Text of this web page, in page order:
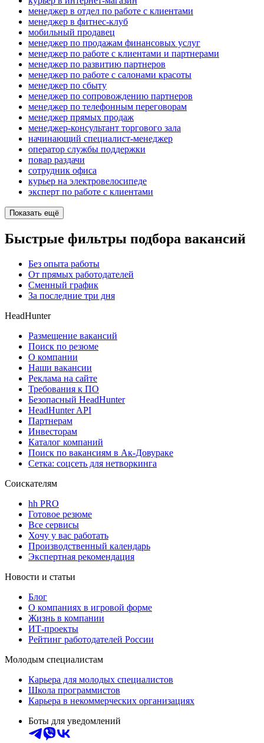
менеджер в отдел по работе с клиентами
менеджер в фитнес-клуб
мобильный продавец
менеджер по продажам финансовых услуг
менеджер по работе с клиентами и партнерами
менеджер по развитию партнеров
менеджер по работе с салонами красоты
менеджер по сбыту
менеджер по сопровождению партнеров
менеджер по телефонным переговорам
менеджер прямых продаж
менеджер-консультант торгового зала
начинающий специалист-менеджер
оператор службы поддержки
повар раздачи
сотрудник офиса
курьер на электровелосипеде
эксперт по работе с клиентами
Показать ещё
Быстрые фильтры подбора вакансий
Без опыта работы
От прямых работодателей
Сменный график
За последние три дня
HeadHunter
Размещение вакансий
Поиск по резюме
О компании
Наши вакансии
Реклама на сайте
Требования к ПО
Безопасный HeadHunter
HeadHunter API
Партнерам
Инвесторам
Каталог компаний
Поиск по вакансиям в Ак-Довураке
Сетка: соцсеть для нетворкинга
Соискателям
hh PRO
Готовое резюме
Все сервисы
Хочу у вас работать
Производственный календарь
Экспертная рекомендация
Новости и статьи
Блог
О компаниях в игровой форме
Жизнь в компании
ИТ-проекты
Рейтинг работодателей России
Молодым специалистам
Карьера для молодых специалистов
Школа программистов
Карьера в некоммерческих организациях
Боты для уведомлений